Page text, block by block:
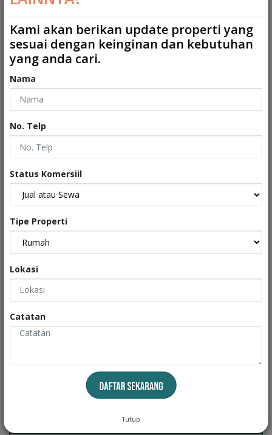
Ukuran Tanah : 65 m 2
Ukuran Bangunan
Garasi
Carport
Tipe
Sertifikat
Kondisi Properti
Interiors
Exteriors
Informasi
Tempat Jemur
Kami akan berikan update properti yang
sesuai dengan keinginan dan kebutuhan
yang anda cari.
Nama
No. Telp
Status Komersiil
Tipe Properti
Lokasi
Catatan
Tutup